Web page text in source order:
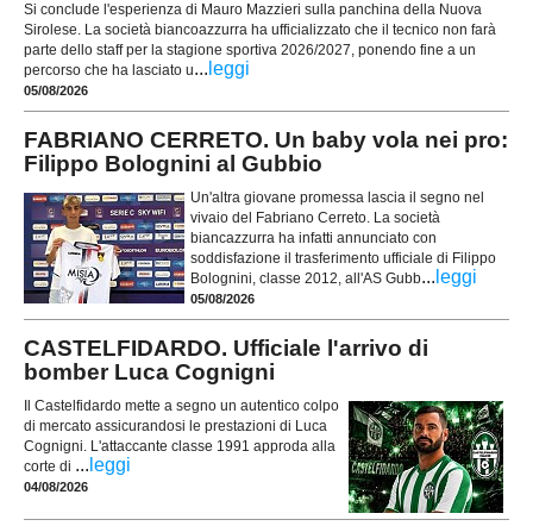
Si conclude l'esperienza di Mauro Mazzieri sulla panchina della Nuova
Sirolese. La società biancoazzurra ha ufficializzato che il tecnico non farà
parte dello staff per la stagione sportiva 2026/2027, ponendo fine a un
percorso che ha lasciato u... leggi
05/08/2026
FABRIANO CERRETO. Un baby vola nei pro:
Filippo Bolognini al Gubbio
Un'altra giovane promessa lascia il segno nel
vivaio del Fabriano Cerreto. La società
biancazzurra ha infatti annunciato con
soddisfazione il trasferimento ufficiale di Filippo
Bolognini, classe 2012, all'AS Gubb... leggi
05/08/2026
CASTELFIDARDO. Ufficiale l'arrivo di
bomber Luca Cognigni
Il Castelfidardo mette a segno un autentico colpo
di mercato assicurandosi le prestazioni di Luca
Cognigni. L'attaccante classe 1991 approda alla
corte di ... leggi
04/08/2026